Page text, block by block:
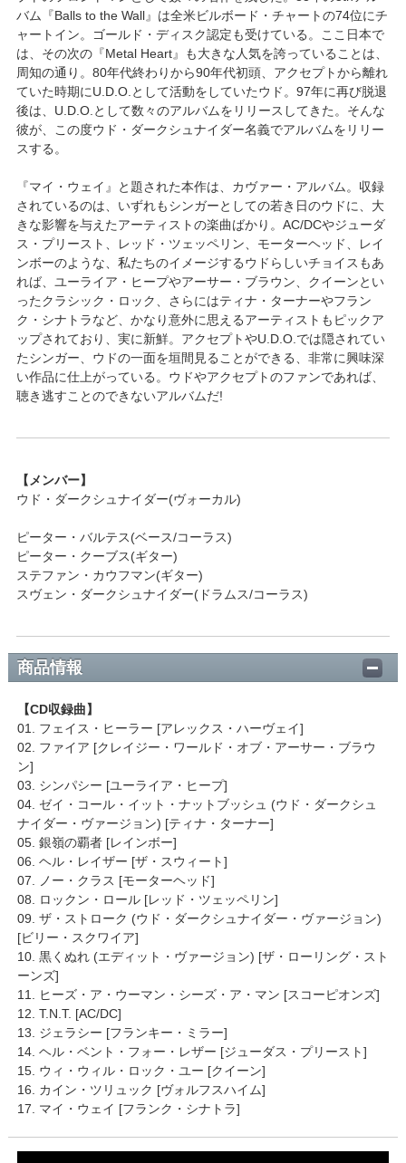
バム『Balls to the Wall』は全米ビルボード・チャートの74位にチ
ャートイン。ゴールド・ディスク認定も受けている。ここ日本で
は、その次の『Metal Heart』も大きな人気を誇っていることは、
周知の通り。80年代終わりから90年代初頭、アクセプトから離れ
ていた時期にU.D.O.として活動をしていたウド。97年に再び脱退
後は、U.D.O.として数々のアルバムをリリースしてきた。そんな
彼が、この度ウド・ダークシュナイダー名義でアルバムをリリー
スする。
『マイ・ウェイ』と題された本作は、カヴァー・アルバム。収録
されているのは、いずれもシンガーとしての若き日のウドに、大
きな影響を与えたアーティストの楽曲ばかり。AC/DCやジューダ
ス・プリースト、レッド・ツェッペリン、モーターヘッド、レイ
ンボーのような、私たちのイメージするウドらしいチョイスもあ
れば、ユーライア・ヒープやアーサー・ブラウン、クイーンとい
ったクラシック・ロック、さらにはティナ・ターナーやフラン
ク・シナトラなど、かなり意外に思えるアーティストもピックア
ップされており、実に新鮮。アクセプトやU.D.O.では隠されてい
たシンガー、ウドの一面を垣間見ることができる、非常に興味深
い作品に仕上がっている。ウドやアクセプトのファンであれば、
聴き逃すことのできないアルバムだ!
【メンバー】
ウド・ダークシュナイダー(ヴォーカル)
ピーター・バルテス(ベース/コーラス)
ピーター・クーブス(ギター)
ステファン・カウフマン(ギター)
スヴェン・ダークシュナイダー(ドラムス/コーラス)
商品情報
【CD収録曲】
01. フェイス・ヒーラー [アレックス・ハーヴェイ]
02. ファイア [クレイジー・ワールド・オブ・アーサー・ブラウ
ン]
03. シンパシー [ユーライア・ヒープ]
04. ゼイ・コール・イット・ナットブッシュ (ウド・ダークシュ
ナイダー・ヴァージョン) [ティナ・ターナー]
05. 銀嶺の覇者 [レインボー]
06. ヘル・レイザー [ザ・スウィート]
07. ノー・クラス [モーターヘッド]
08. ロックン・ロール [レッド・ツェッペリン]
09. ザ・ストローク (ウド・ダークシュナイダー・ヴァージョン)
[ビリー・スクワイア]
10. 黒くぬれ (エディット・ヴァージョン) [ザ・ローリング・スト
ーンズ]
11. ヒーズ・ア・ウーマン・シーズ・ア・マン [スコーピオンズ]
12. T.N.T. [AC/DC]
13. ジェラシー [フランキー・ミラー]
14. ヘル・ベント・フォー・レザー [ジューダス・プリースト]
15. ウィ・ウィル・ロック・ユー [クイーン]
16. カイン・ツリュック [ヴォルフスハイム]
17. マイ・ウェイ [フランク・シナトラ]